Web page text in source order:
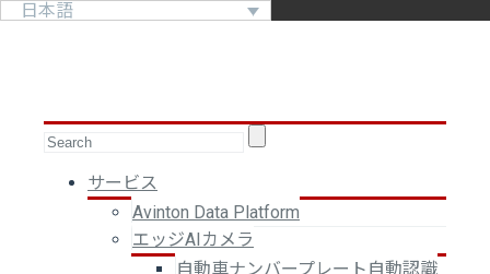
日本語
サービス
Avinton Data Platform
エッジAIカメラ
自動車ナンバープレート自動認識